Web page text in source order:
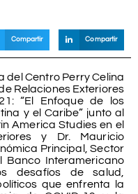
Compartir Compartir
del Centro Perry Celina
Relaciones Exteriores
“El Enfoque de los
y el Caribe” junto al
America Studies en el
y Dr. Mauricio
Principal, Sector
Banco Interamericano
desafíos de salud,
que enfrenta la